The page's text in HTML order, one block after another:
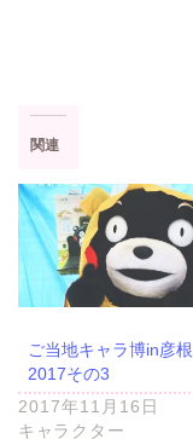
関連
ご当地キャラ博in彦根
2017その3
2017年11月16日
キャラクター